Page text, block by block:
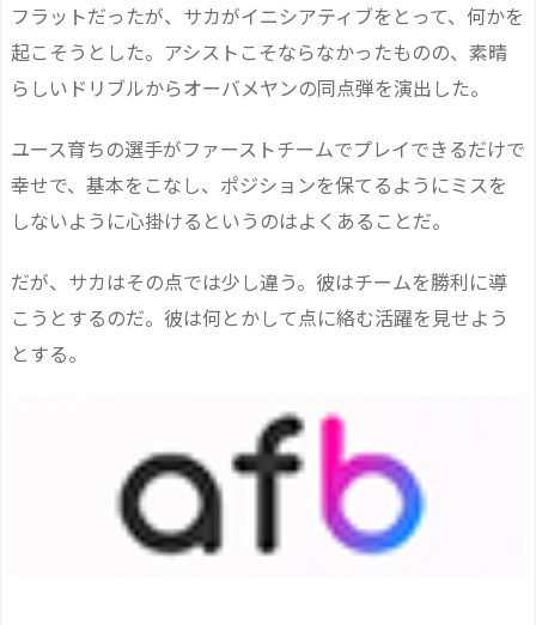
フラットだったが、サカがイニシアティブをとって、何かを
起こそうとした。アシストこそならなかったものの、素晴
らしいドリブルからオーバメヤンの同点弾を演出した。
ユース育ちの選手がファーストチームでプレイできるだけで
幸せで、基本をこなし、ポジションを保てるようにミスを
しないように心掛けるというのはよくあることだ。
だが、サカはその点では少し違う。彼はチームを勝利に導
こうとするのだ。彼は何とかして点に絡む活躍を見せよう
とする。